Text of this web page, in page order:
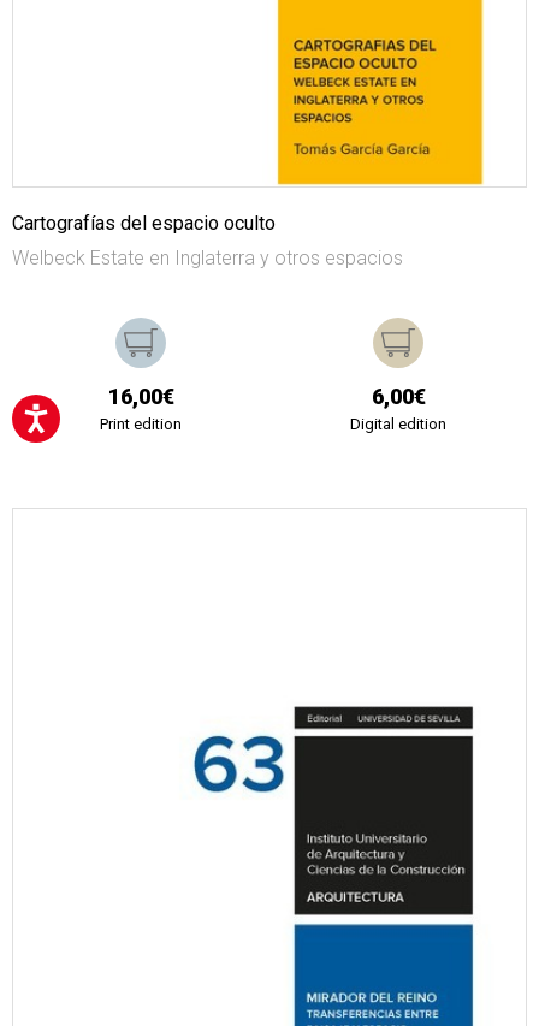
Cartografías del espacio oculto
Welbeck Estate en Inglaterra y otros espacios
16,00€
Print edition
6,00€
Digital edition